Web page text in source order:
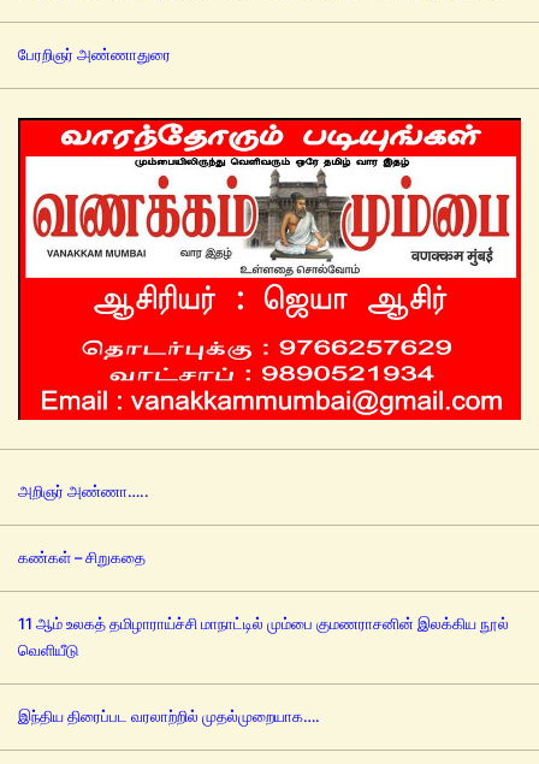
பேரறிஞர் அண்ணாதுரை
அறிஞர் அண்ணா…..
கண்கள் – சிறுகதை
11 ஆம் உலகத் தமிழாராய்ச்சி மாநாட்டில் மும்பை குமணராசனின் இலக்கிய நூல்
வெளியீடு
இந்திய திரைப்பட வரலாற்றில் முதல்முறையாக….